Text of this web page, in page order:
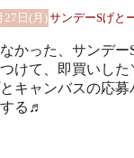
27日(月)サンデーSげと
かった、サンデ
けて、即買いした
とキャンバスの応
る♬